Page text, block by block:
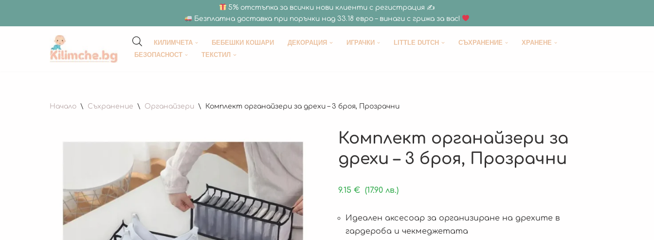
5% отстъпка за всички нови клиенти с регистрация ✍
Безплатна доставка при поръчки над 33.18 евро – винаги с грижа за вас!
Продължете
КИЛИМЧЕТА БЕБЕШКИ КОШАРИ ДЕКОРАЦИЯ ИГРАЧКИ LITTLE DUTCH СЪХРАНЕНИЕ
ХРАНЕНЕ
БЕЗОПАСНОСТ
ТЕКСТИЛ
Начало \ Съхранение \ Органайзери \ Комплект органайзери за дрехи – 3 броя, Прозрачни
Комплект органайзери за
дрехи – 3 броя, Прозрачни
9.15 € (17.90 лв.)
Идеален аксесоар за организиране на дрехите в
гардероба и чекмеджетата